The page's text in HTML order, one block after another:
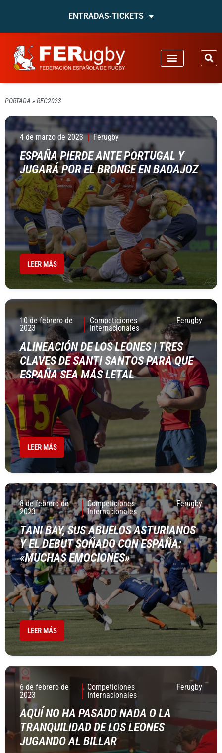
ENTRADAS-TICKETS
PORTADA » REC2023
4 de marzo de 2023 Ferugby
ESPAÑA PIERDE ANTE PORTUGAL Y
JUGARÁ POR EL BRONCE EN BADAJOZ
LEER MÁS
10 de febrero de
2023
Competiciones
Internacionales
Ferugby
ALINEACIÓN DE LOS LEONES | TRES
CLAVES DE SANTI SANTOS PARA QUE
ESPAÑA SEA MÁS LETAL
LEER MÁS
8 de febrero de
2023
Competiciones
Internacionales
Ferugby
TANI BAY, SUS ABUELOS ASTURIANOS
Y EL DEBUT SOÑADO CON ESPAÑA:
«MUCHAS EMOCIONES»
LEER MÁS
6 de febrero de
2023
Competiciones
Internacionales
Ferugby
AQUÍ NO HA PASADO NADA O LA
TRANQUILIDAD DE LOS LEONES
JUGANDO AL BILLAR